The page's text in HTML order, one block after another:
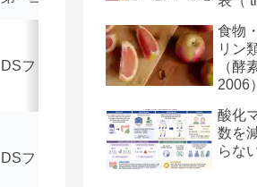
DSファーマバイオメディカル
DSファーマバイオメディカル
食物
リン
（酵
2006）
酸化
数を
らな